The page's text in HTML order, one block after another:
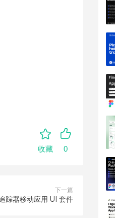
收藏 0
下一篇
踪器移动应用 UI 套件